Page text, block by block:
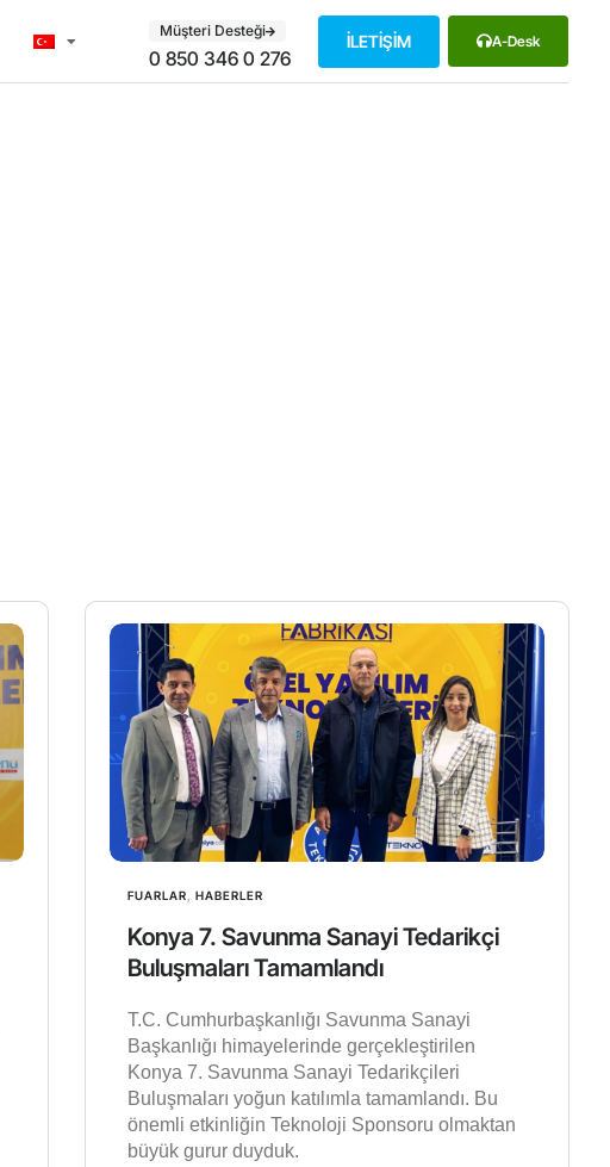
Müşteri Desteği
0 850 346 0 276
İLETİŞİM A-Desk
FUARLAR ,HABERLER
Konya 7. Savunma Sanayi Tedarikçi
Buluşmaları Tamamlandı
T.C. Cumhurbaşkanlığı Savunma Sanayi
Başkanlığı himayelerinde gerçekleştirilen
Konya 7. Savunma Sanayi Tedarikçileri
Buluşmaları yoğun katılımla tamamlandı. Bu
önemli etkinliğin Teknoloji Sponsoru olmaktan
büyük gurur duyduk.